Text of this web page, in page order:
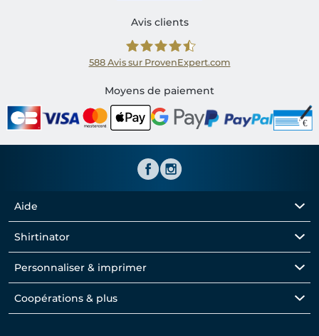
Avis clients
Shirtinator FR
588 Avis sur ProvenExpert.com
Moyens de paiement
Aide
Shirtinator
Personnaliser & imprimer
Coopérations & plus